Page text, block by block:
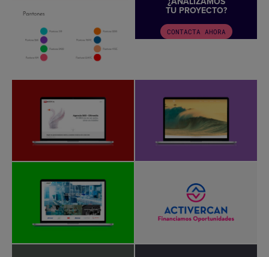
TU PROYECTO?
CONTACTA AHORA